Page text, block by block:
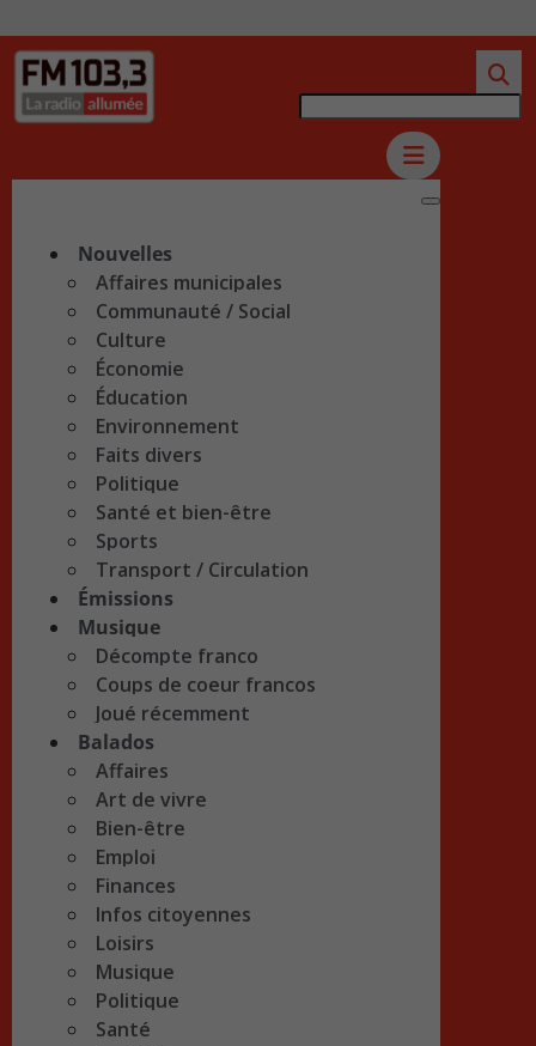
Nouvelles
Affaires municipales
Communauté / Social
Culture
Économie
Éducation
Environnement
Faits divers
Politique
Santé et bien-être
Sports
Transport / Circulation
Émissions
Musique
Décompte franco
Coups de coeur francos
Joué récemment
Balados
Affaires
Art de vivre
Bien-être
Emploi
Finances
Infos citoyennes
Loisirs
Musique
Politique
Santé